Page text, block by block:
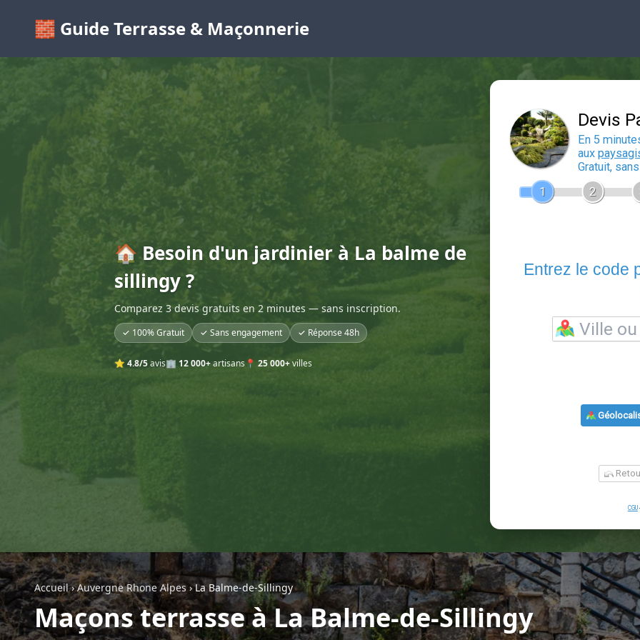
🧱 Guide Terrasse & Maçonnerie
🏠 Besoin d'un jardinier à La balme de
sillingy ?
Comparez 3 devis gratuits en 2 minutes — sans inscription.
✓ 100% Gratuit ✓ Sans engagement ✓ Réponse 48h
⭐ 4.8/5avis🏢 12 000+artisans 📍 25 000+villes
Accueil›Auvergne Rhone Alpes ›La Balme-de-Sillingy
Maçons terrasse à La Balme-de-Sillingy